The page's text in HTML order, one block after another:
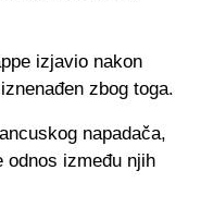
izjavio nakon
zbog toga.
napadača,
odnos između njih